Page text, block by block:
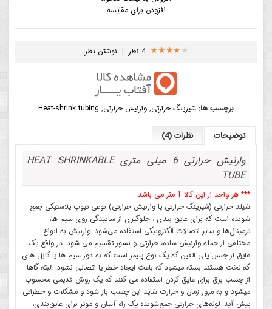
افزودن برای مقایسه
4 نظر | نوشتن نظر
برچسب ها: شیرینگ حرارتی, وارنیش حرارتی,
Heat-shrink tubing
توضیحات نظرات (4)
وارنیش حرارتی 6 میلی متری HEAT SHRINKABLE
TUBE
*** هر واحد از این کالا 1 متر می باشد.
شیلد حرارتی (شیرینگ حرارتی یا وارنیش حرارتی) نوعی تیوب پلاستیکی جمع
شونده است که برای عایق بندی ، جلوگیری از ساییدگی روی سیم ها،
ترمینال‌ها و سایر اتصالات الکترونیکی استفاده می‌شود. وارنیش به انواع
مختلفی از جمله وارنیش ساده، حرارتی و نسوز تقسیم می شود. در واقع یک
عایق از جنس پلی الفین که یک نوع پلیمر است که به دور سیم ها یا کابل های
که لخت هستند بسته میشود که باعث ایجاد خطر یا اتصالی نشود. البته گاها
از چسب برق برای عایق کردن استفاده می کنند که یک روش قدیمی محسوب
میشود و به مرور زمان و حرارت شاید این چسب باز شود و مشکلات و خطراتی
پیش آید. لوله‌های حرارتی جمع‌شونده یک راه آسان و موثر برای عایق‌بندی،